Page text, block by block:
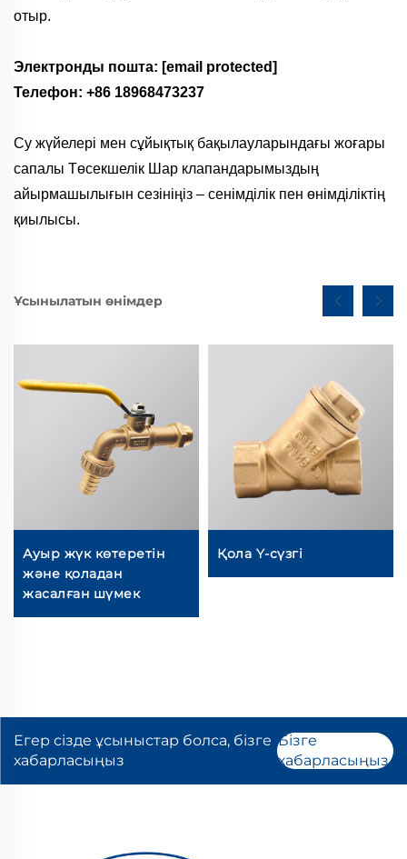
отыр.
Электронды пошта: [email protected]
Телефон: +86 18968473237
Су жүйелері мен сұйықтық бақылауларындағы жоғары
сапалы Төсекшелік Шар клапандарымыздың
айырмашылығын сезініңіз – сенімділік пен өнімділіктің
қиылысы.
Ұсынылатын өнімдер
Ауыр жүк көтеретін
және қоладан
жасалған шүмек
Қола Y-сүзгі
Егер сізде ұсыныстар болса, бізге
хабарласыңыз
Бізге
хабарласыңыз